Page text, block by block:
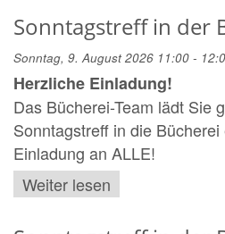
Sonntagstreff in der
Sonntag, 9. August 2026 11:00 -
Herzliche Einladung!
Das Bücherei-Team lädt Sie
Sonntagstreff in die
Einladung an ALLE!
Weiter lesen